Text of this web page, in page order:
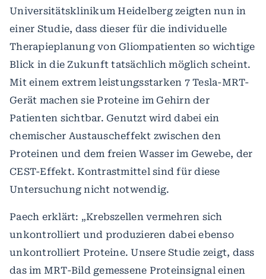
Universitätsklinikum Heidelberg zeigten nun in
einer Studie, dass dieser für die individuelle
Therapieplanung von Gliompatienten so wichtige
Blick in die Zukunft tatsächlich möglich scheint.
Mit einem extrem leistungsstarken 7 Tesla-MRT-
Gerät machen sie Proteine im Gehirn der
Patienten sichtbar. Genutzt wird dabei ein
chemischer Austauscheffekt zwischen den
Proteinen und dem freien Wasser im Gewebe, der
CEST-Effekt. Kontrastmittel sind für diese
Untersuchung nicht notwendig.
Paech erklärt: „Krebszellen vermehren sich
unkontrolliert und produzieren dabei ebenso
unkontrolliert Proteine. Unsere Studie zeigt, dass
das im MRT-Bild gemessene Proteinsignal einen